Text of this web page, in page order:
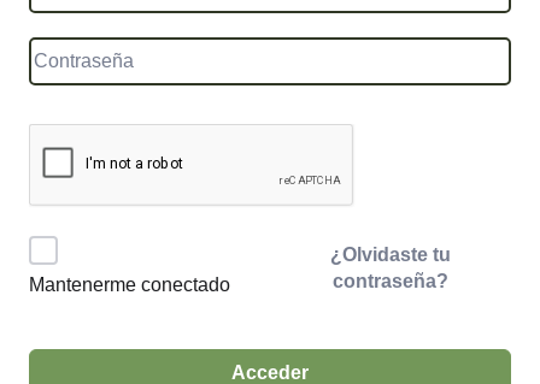
Mantenerme conectado
¿Olvidaste tu
contraseña?
Acceder